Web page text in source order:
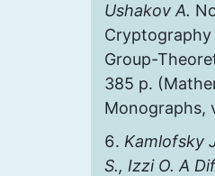
Ushakov A.
Group-
385 p.
Monographs,
Kamlofsky
S., Izzi O. A